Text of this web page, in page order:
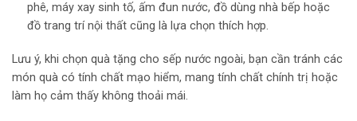
phê, máy xay sinh tố, ấm đun nước, đồ dùng nhà bếp hoặc
đồ trang trí nội thất cũng là lựa chọn thích hợp.
Lưu ý, khi chọn quà tặng cho sếp nước ngoài, bạn cần tránh các
món quà có tính chất mạo hiểm, mang tính chất chính trị hoặc
làm họ cảm thấy không thoải mái.